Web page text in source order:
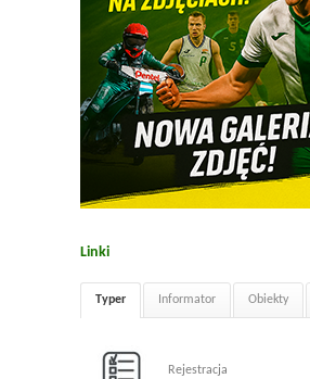
Linki
Typer Informator Obiekty
Rejestracja